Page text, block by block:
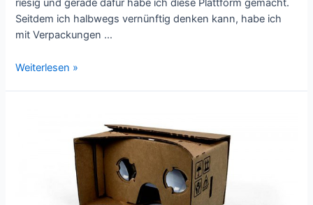
riesig und gerade dafür habe ich diese Plattform gemacht.
Seitdem ich halbwegs vernünftig denken kann, habe ich
mit Verpackungen …
Gedanken
Weiterlesen »